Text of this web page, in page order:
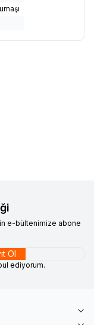
e-bültenimize abone
Ol
ediyorum.